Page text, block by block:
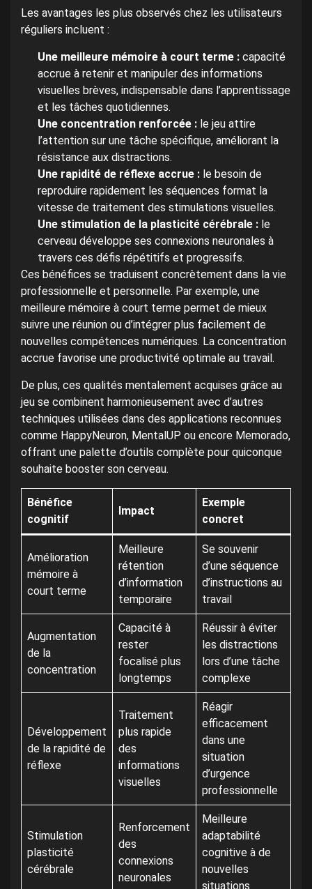
Les avantages les plus observés chez les utilisateurs
réguliers incluent :
Une meilleure mémoire à court terme : capacité
accrue à retenir et manipuler des informations
visuelles brèves, indispensable dans l’apprentissage
et les tâches quotidiennes.
Une concentration renforcée : le jeu attire
l’attention sur une tâche spécifique, améliorant la
résistance aux distractions.
Une rapidité de réflexe accrue : le besoin de
reproduire rapidement les séquences format la
vitesse de traitement des stimulations visuelles.
Une stimulation de la plasticité cérébrale : le
cerveau développe ses connexions neuronales à
travers ces défis répétitifs et progressifs.
Ces bénéfices se traduisent concrètement dans la vie
professionnelle et personnelle. Par exemple, une
meilleure mémoire à court terme permet de mieux
suivre une réunion ou d’intégrer plus facilement de
nouvelles compétences numériques. La concentration
accrue favorise une productivité optimale au travail.
De plus, ces qualités mentalement acquises grâce au
jeu se combinent harmonieusement avec d’autres
techniques utilisées dans des applications reconnues
comme HappyNeuron, MentalUP ou encore Memorado,
offrant une palette d’outils complète pour quiconque
souhaite booster son cerveau.
Bénéfice
cognitif
Impact
Exemple
concret
Amélioration
mémoire à
court terme
Meilleure
rétention
d’information
temporaire
Se souvenir
d’une séquence
d’instructions au
travail
Augmentation
de la
concentration
Capacité à
rester
focalisé plus
longtemps
Réussir à éviter
les distractions
lors d’une tâche
complexe
Développement
de la rapidité de
réflexe
Traitement
plus rapide
des
informations
visuelles
Réagir
efficacement
dans une
situation
d’urgence
professionnelle
Stimulation
plasticité
cérébrale
Renforcement
des
connexions
neuronales
Meilleure
adaptabilité
cognitive à de
nouvelles
situations